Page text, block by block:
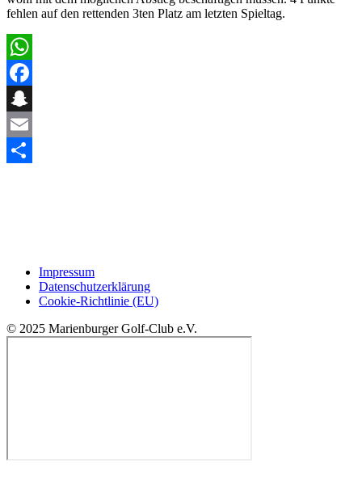
fehlen auf den rettenden 3ten Platz am letzten Spieltag.
WhatsApp
Facebook
Snapchat
Email
Impressum
Datenschutzerklärung
Cookie-Richtlinie (EU)
© 2025 Marienburger Golf-Club e.V.